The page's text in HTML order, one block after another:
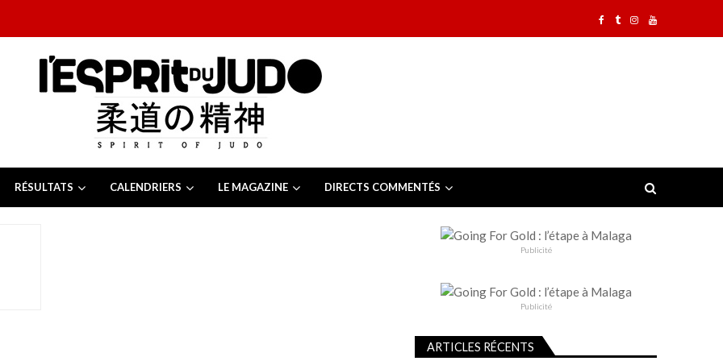
RÉSULTATS CALENDRIERS LE MAGAZINE DIRECTS COMMENTÉS
Publicité
Publicité
ARTICLES RÉCENTS